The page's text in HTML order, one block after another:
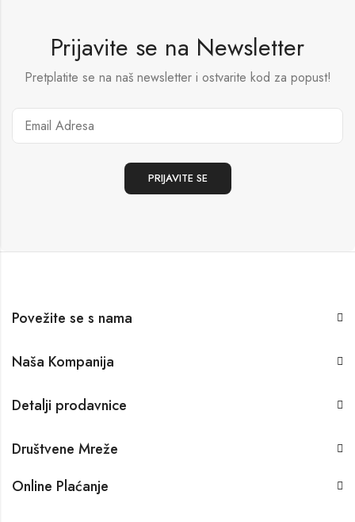
Prijavite se na Newsletter
Pretplatite se na naš newsletter i ostvarite kod za popust!
Povežite se s nama
Naša Kompanija
Detalji prodavnice
Društvene Mreže
Online Plaćanje